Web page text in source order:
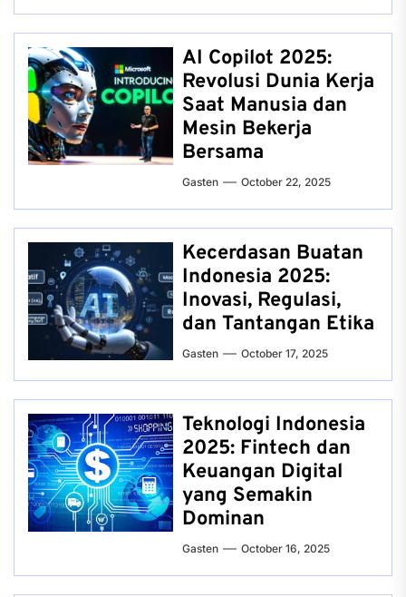
AI Copilot 2025:
Revolusi Dunia Kerja
Saat Manusia dan
Mesin Bekerja
Bersama
Gasten October 22, 2025
Kecerdasan Buatan
Indonesia 2025:
Inovasi, Regulasi,
dan Tantangan Etika
Gasten October 17, 2025
Teknologi Indonesia
2025: Fintech dan
Keuangan Digital
yang Semakin
Dominan
Gasten October 16, 2025